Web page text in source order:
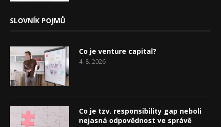
SLOVNÍK POJMŮ
Co je venture capital?
4. 8. 2026
Co je tzv. responsibility gap neboli
nejasná odpovědnost ve správě